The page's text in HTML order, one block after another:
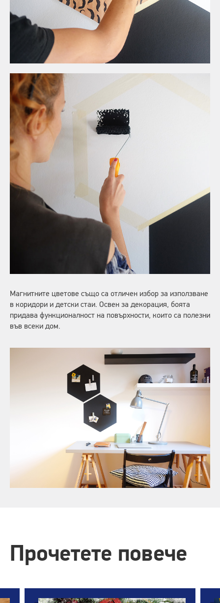
Магнитните цветове също са отличен избор за използване
в коридори и детски стаи. Освен за декорация, боята
придава функционалност на повърхности, които са полезни
във всеки дом.
Прочетете повече